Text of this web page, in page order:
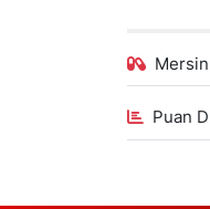
Puan